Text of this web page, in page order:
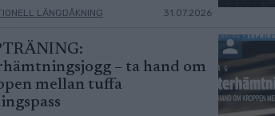
LÄNGDÅKNING
31.07.2026
– ta hand om
mellan tuffa